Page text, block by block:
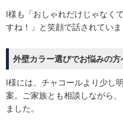
I様も「おしゃれだけじゃなく
すね！」と笑顔で話されていま
外壁カラー選びでお悩みの方
I様には、チャコールより少し
案。ご家族とも相談しながら
ました。